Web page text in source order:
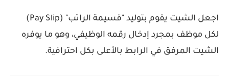
اجعل الشيت يقوم بتوليد "قسيمة الراتب" (Pay Slip)
لكل موظف بمجرد إدخال رقمه الوظيفي، وهو ما يوفره
الشيت المرفق في الرابط بالأعلى بكل احترافية.